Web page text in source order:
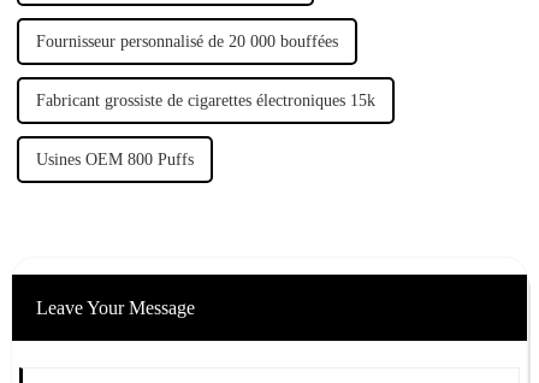
Fournisseur personnalisé de 20 000 bouffées
Fabricant grossiste de cigarettes électroniques 15k
Usines OEM 800 Puffs
Leave Your Message